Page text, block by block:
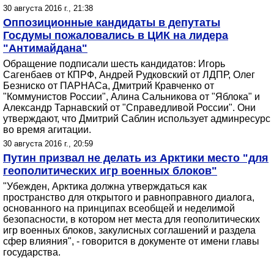
30 августа 2016 г., 21:38
Оппозиционные кандидаты в депутаты
Госдумы пожаловались в ЦИК на лидера
"Антимайдана"
Обращение подписали шесть кандидатов: Игорь
Сагенбаев от КПРФ, Андрей Рудковский от ЛДПР, Олег
Безниско от ПАРНАСа, Дмитрий Кравченко от
"Коммунистов России", Алина Сальникова от "Яблока" и
Александр Тарнавский от "Справедливой России". Они
утверждают, что Дмитрий Саблин использует админресурс
во время агитации.
30 августа 2016 г., 20:59
Путин призвал не делать из Арктики место "для
геополитических игр военных блоков"
"Убежден, Арктика должна утверждаться как
пространство для открытого и равноправного диалога,
основанного на принципах всеобщей и неделимой
безопасности, в котором нет места для геополитических
игр военных блоков, закулисных соглашений и раздела
сфер влияния", - говорится в документе от имени главы
государства.